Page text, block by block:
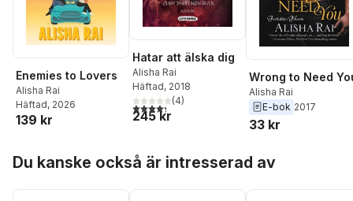
Enemies to Lovers
Alisha Rai
Häftad, 2026
139 kr
Hatar att älska dig
Alisha Rai
Häftad, 2018
4,3utav 5 stjärnor. Totalt antal röster:
(4)
245 kr
Wrong to Need
Alisha Rai
E-bok 2017
33 kr
Du kanske också är intresserad av